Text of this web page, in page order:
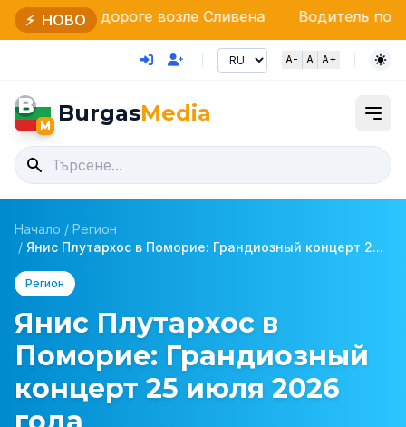
⚡ НОВО
возле Сливена Водитель под воздействием
A- A A+
B
M BurgasMedia
Начало / Регион
/ Янис Плутархос в Поморие: Грандиозный концерт 2...
Регион
Янис Плутархос в
Поморие: Грандиозный
концерт 25 июля 2026